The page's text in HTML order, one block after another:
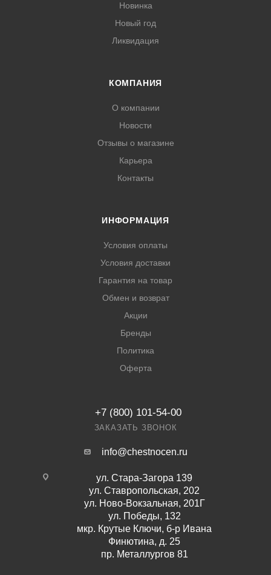
Новинка
Новый год
Ликвидация
КОМПАНИЯ
О компании
Новости
Отзывы о магазине
Карьера
Контакты
ИНФОРМАЦИЯ
Условия оплаты
Условия доставки
Гарантия на товар
Обмен и возврат
Акции
Бренды
Политика
Оферта
+7 (800) 101-54-00
ЗАКАЗАТЬ ЗВОНОК
info@chestnocen.ru
ул. Стара-Загора 139
ул. Ставропольская, 202
ул. Ново-Вокзальная, 201Г
ул. Победы, 132
мкр. Крутые Ключи, б-р Ивана
Финютина, д. 25
пр. Металлургов 81